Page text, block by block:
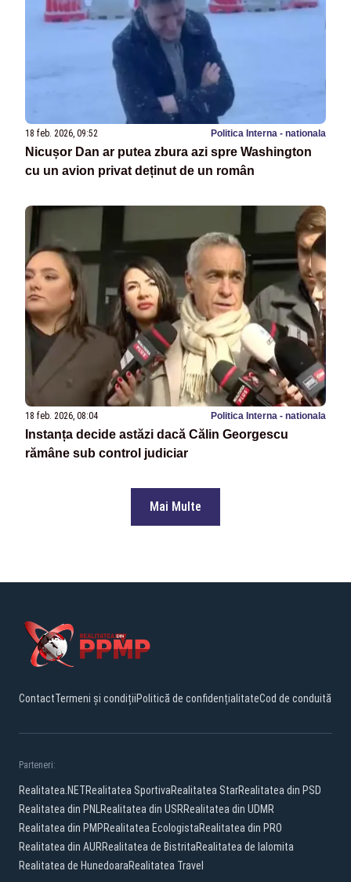
18 feb. 2026, 09:52 Politica Interna - nationala
Nicușor Dan ar putea zbura azi spre Washington
cu un avion privat deținut de un român
18 feb. 2026, 08:04 Politica Interna - nationala
Instanța decide astăzi dacă Călin Georgescu
rămâne sub control judiciar
Mai Multe
ContactTermeni și condițiiPolitică de confidențialitateCod de conduită
Parteneri:
Realitatea.NETRealitatea SportivaRealitatea StarRealitatea din PSD
Realitatea din PNLRealitatea din USRRealitatea din UDMR
Realitatea din PMPRealitatea EcologistaRealitatea din PRO
Realitatea din AURRealitatea de BistritaRealitatea de Ialomita
Realitatea de HunedoaraRealitatea Travel